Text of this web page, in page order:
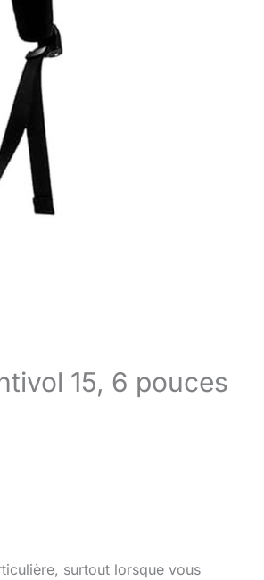
15, 6 pouces
surtout lorsque vous